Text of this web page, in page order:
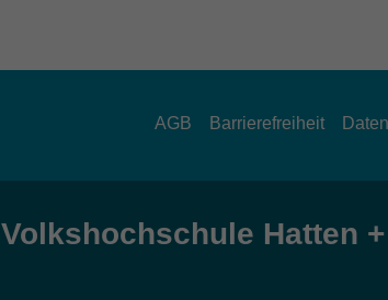
AGB Barrierefreiheit
Volkshochschule Hatten